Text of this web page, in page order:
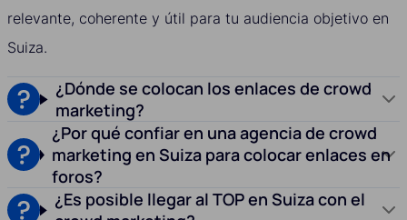
relevante, coherente y útil para tu audiencia objetivo en
Suiza.
¿Dónde se colocan los enlaces de crowd
marketing?
¿Por qué confiar en una agencia de crowd
marketing en Suiza para colocar enlaces en
foros?
¿Es posible llegar al TOP en Suiza con el